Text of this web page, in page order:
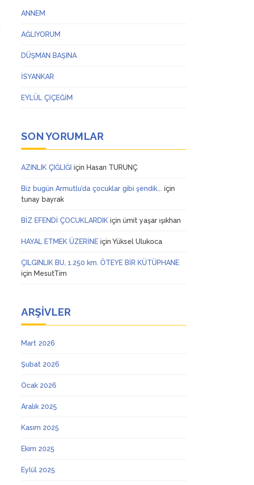
ANNEM
AĞLIYORUM
DÜŞMAN BAŞINA
İSYANKAR
EYLÜL ÇİÇEĞİM
SON YORUMLAR
AZINLIK ÇIĞLIĞI için Hasan TURUNÇ
Biz bugün Armutlu’da çocuklar gibi şendik…. için
tunay bayrak
BİZ EFENDİ ÇOCUKLARDIK içinümit yaşar ışıkhan
HAYAL ETMEK ÜZERİNE içinYüksel Ulukoca
ÇILGINLIK BU, 1.250 km. ÖTEYE BİR KÜTÜPHANE
için MesutTim
ARŞIVLER
Mart 2026
Şubat 2026
Ocak 2026
Aralık 2025
Kasım 2025
Ekim 2025
Eylül 2025